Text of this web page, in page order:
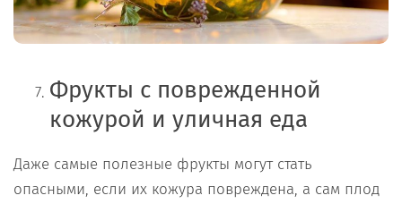
Фрукты с поврежденной
кожурой и уличная еда
Даже самые полезные фрукты могут стать
опасными, если их кожура повреждена, а сам плод